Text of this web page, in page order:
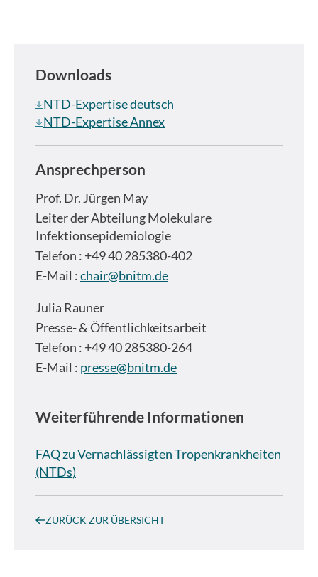
Downloads
NTD-Expertise deutsch
NTD-Expertise Annex
Ansprechperson
Prof. Dr.Jürgen May
Leiter der Abteilung Molekulare
Infektionsepidemiologie
Telefon : +49 40 285380-402
E-Mail :chair@bnitm.de
Julia Rauner
Presse- & Öffentlichkeitsarbeit
Telefon : +49 40 285380-264
E-Mail : presse@bnitm.de
Weiterführende Informationen
FAQ zu Vernachlässigten Tropenkrankheiten
(NTDs)
ZURÜCK ZUR ÜBERSICHT